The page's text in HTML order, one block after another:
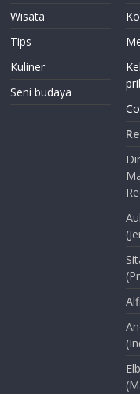
Wisata
Tips
Kuliner
Seni budaya